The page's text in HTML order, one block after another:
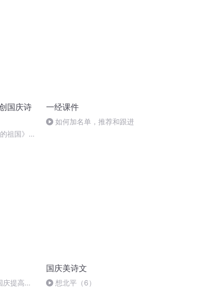
国庆诗
祖国》温
一经课件
如何加名单，推荐和跟进
提高班
国庆美诗文
想北平（6）